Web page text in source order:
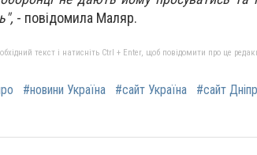
- повідомила Маляр.
текст і натисніть Ctrl + Enter, щоб повідомити про це
#новини Україна #сайт Україна #сайт